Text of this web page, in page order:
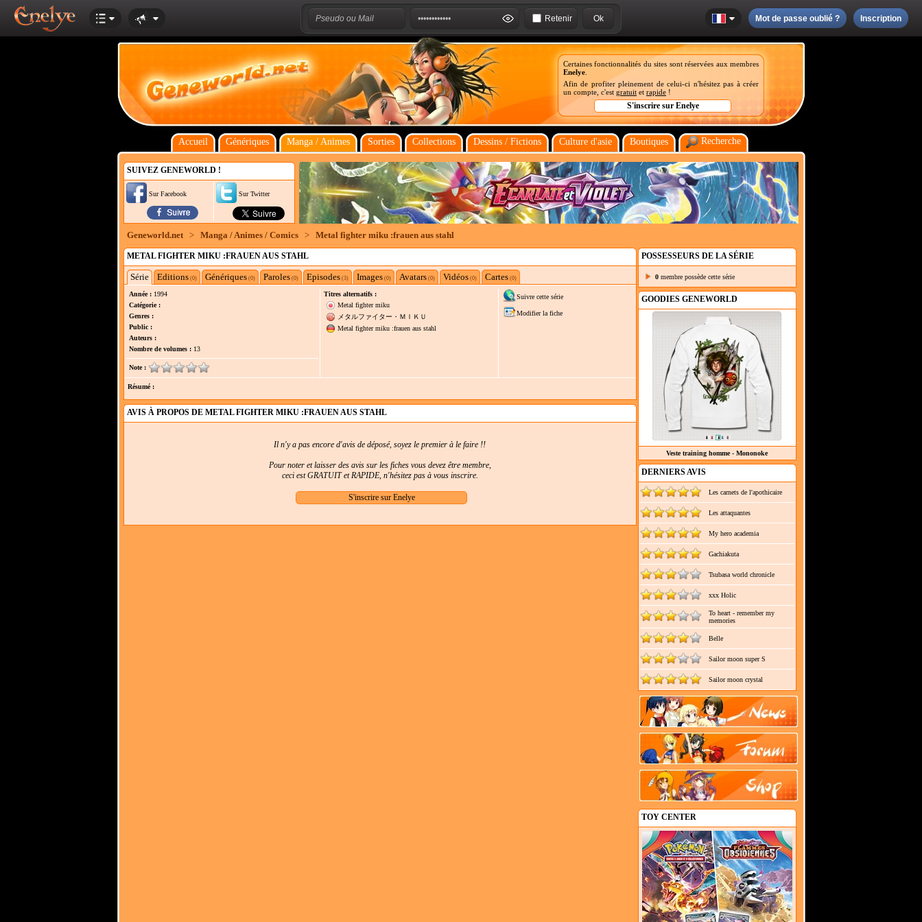
Retenir Mot de passe oublié ? Inscription
Certaines fonctionnalités du sites sont réservées aux membres
Enelye
Afin de profiter pleinement de celui-ci n'hésitez pas à créer
un compte, c'est gratuit et rapide !
Accueil Génériques Manga / Animes Sorties Collections Dessins / Fictions Culture d'asie Boutiques Recherche
SUIVEZ GENEWORLD !
Sur Facebook Sur Twitter
Geneworld.net > Manga / Animes / Comics > Metal fighter miku :frauen aus stahl
METAL FIGHTER MIKU :FRAUEN AUS STAHL
Série Editions(0) Génériques(0) Paroles(0) Episodes(3) Images(0) Avatars(0) Vidéos(0) Cartes(0)
Année :1994
Catégorie :
Genres :
Public :
Auteurs :
Nombre de volumes :13
Note :
Titres alternatifs :
Metal fighter miku
メタルファイター・ＭＩＫＵ
Metal fighter miku :frauen aus stahl
Suivre cette série
Modifier la fiche
Résumé :
AVIS À PROPOS DE METAL FIGHTER MIKU :FRAUEN AUS STAHL
Il n'y a pas encore d'avis de déposé, soyez le premier à le faire !!
Pour noter et laisser des avis sur les fiches vous devez être membre,
ceci est GRATUIT et RAPIDE, n'hésitez pas à vous inscrire.
POSSESSEURS DE LA SÉRIE
0 membre possède cette série
GOODIES GENEWORLD
Veste training homme - Mononoke
DERNIERS AVIS
Les carnets de l'apothicaire
Les attaquantes
My hero academia
Gachiakuta
Tsubasa world chronicle
xxx Holic
To heart - remember my
memories
Belle
Sailor moon super S
Sailor moon crystal
TOY CENTER